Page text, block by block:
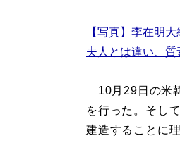
【写真】李在明
夫人とは違い、
10月29日の米
を行った。そし
建造することに